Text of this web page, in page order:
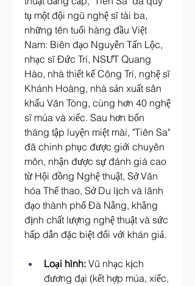
tụ một đội ngũ nghệ sĩ tài ba,
những tên tuổi hàng đầu Việt
Nam: Biên đạo Nguyễn Tấn Lộc,
nhạc sĩ Đức Trí, NSƯT Quang
Hào, nhà thiết kế Công Trí, nghệ sĩ
Khánh Hoàng, nhà sản xuất sân
khấu Văn Tòng, cùng hơn 40 nghệ
sĩ múa và xiếc. Sau hơn bốn
tháng tập luyện miệt mài, "Tiên Sa"
đã chinh phục được giới chuyên
môn, nhận được sự đánh giá cao
từ Hội đồng Nghệ thuật, Sở Văn
hóa Thể thao, Sở Du lịch và lãnh
đạo thành phố Đà Nẵng, khẳng
định chất lượng nghệ thuật và sức
hấp dẫn đặc biệt đối với khán giả.
Loại hình: Vũ nhạc kịch
đương đại (kết hợp múa, xiếc,